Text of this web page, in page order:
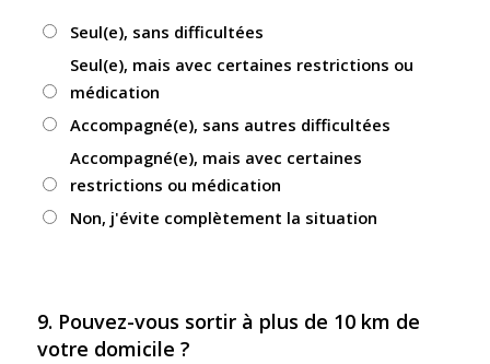
Seul(e), sans difficultées
Seul(e), mais avec certaines restrictions ou
médication
Accompagné(e), sans autres difficultées
Accompagné(e), mais avec certaines
restrictions ou médication
Non, j'évite complètement la situation
9. Pouvez-vous sortir à plus de 10 km de
votre domicile ?